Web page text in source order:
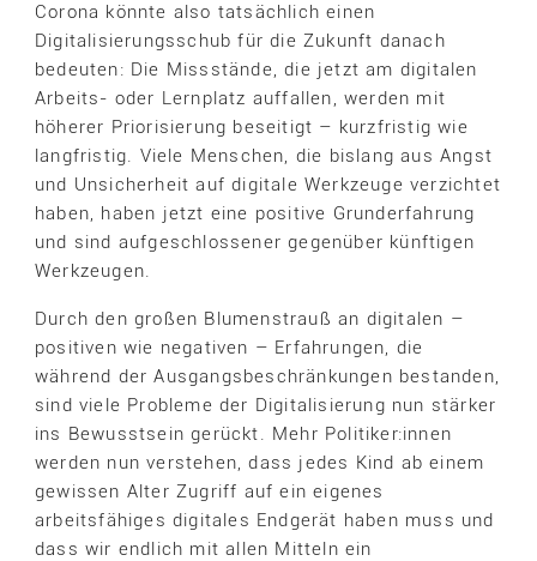
Corona könnte also tatsächlich einen
Digitalisierungsschub für die Zukunft danach
bedeuten: Die Missstände, die jetzt am digitalen
Arbeits- oder Lernplatz auffallen, werden mit
höherer Priorisierung beseitigt – kurzfristig wie
langfristig. Viele Menschen, die bislang aus Angst
und Unsicherheit auf digitale Werkzeuge verzichtet
haben, haben jetzt eine positive Grunderfahrung
und sind aufgeschlossener gegenüber künftigen
Werkzeugen.
Durch den großen Blumenstrauß an digitalen –
positiven wie negativen – Erfahrungen, die
während der Ausgangsbeschränkungen bestanden,
sind viele Probleme der Digitalisierung nun stärker
ins Bewusstsein gerückt. Mehr Politiker:innen
werden nun verstehen, dass jedes Kind ab einem
gewissen Alter Zugriff auf ein eigenes
arbeitsfähiges digitales Endgerät haben muss und
dass wir endlich mit allen Mitteln ein